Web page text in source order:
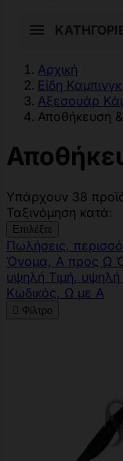
Αρχική
Είδη
Αξεσουάρ
Αποθήκευση
Υπάρχουν 38
Ταξινόμηση κατά:
Επιλέξτε
Πωλήσεις,
Όνομα, Α προς Ω
υψηλή Τιμή,
Κωδικός, Ω με Α
 Φίλτρο